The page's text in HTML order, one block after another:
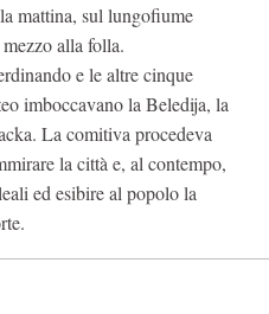
mattina, sul lungofiume
alla folla.
e le altre cinque
imboccavano la Beledija, la
La comitiva procedeva
la città e, al contempo,
ed esibire al popolo la